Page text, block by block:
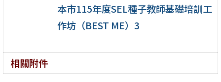
本市115年度SEL種子教師基礎培訓工
作坊（BEST ME）3
相關附件